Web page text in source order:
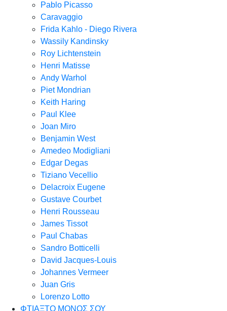
Pablo Picasso
Caravaggio
Frida Kahlo - Diego Rivera
Wassily Kandinsky
Roy Lichtenstein
Henri Matisse
Andy Warhol
Piet Mondrian
Keith Haring
Paul Klee
Joan Miro
Benjamin West
Amedeo Modigliani
Edgar Degas
Tiziano Vecellio
Delacroix Eugene
Gustave Courbet
Henri Rousseau
James Tissot
Paul Chabas
Sandro Botticelli
David Jacques-Louis
Johannes Vermeer
Juan Gris
Lorenzo Lotto
ΦΤΙΑΞΤΟ ΜΟΝΟΣ ΣΟΥ